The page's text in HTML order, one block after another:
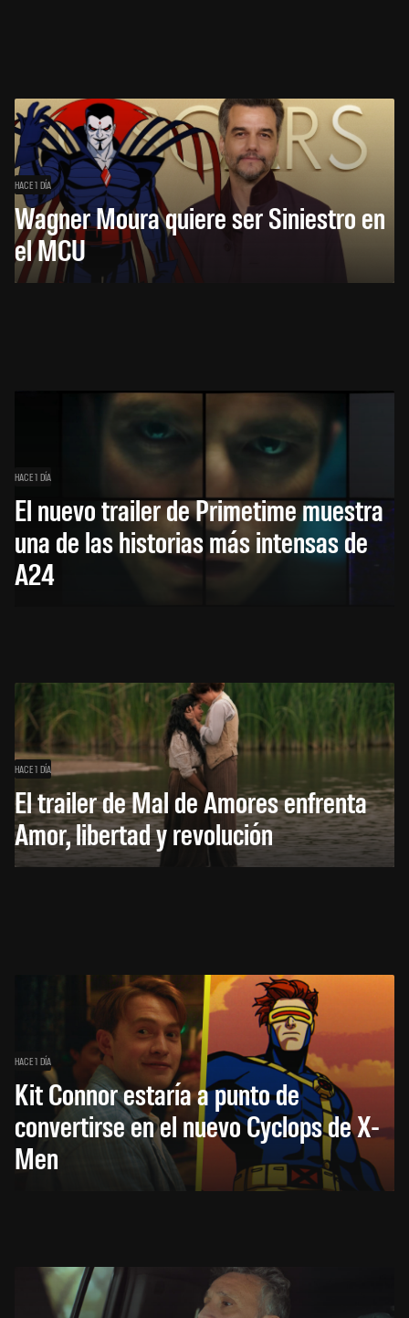
HACE 1 DÍA
Wagner Moura quiere ser Siniestro en
el MCU
HACE 1 DÍA
El nuevo trailer de Primetime muestra
una de las historias más intensas de
A24
HACE 1 DÍA
El trailer de Mal de Amores enfrenta
Amor, libertad y revolución
HACE 1 DÍA
Kit Connor estaría a punto de
convertirse en el nuevo Cyclops de X-
Men